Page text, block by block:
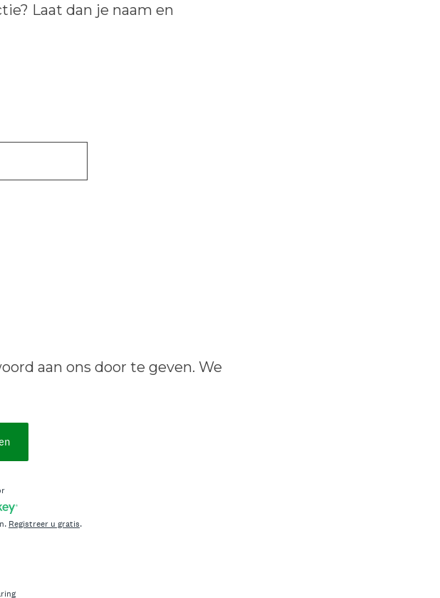
Laat dan je naam en
aan ons door te geven. We
Registreer u gratis.